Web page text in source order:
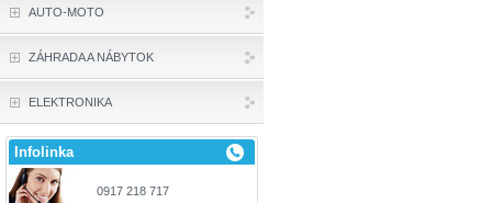
AUTO-MOTO
ZÁHRADA A NÁBYTOK
ELEKTRONIKA
Infolinka
0917 218 717